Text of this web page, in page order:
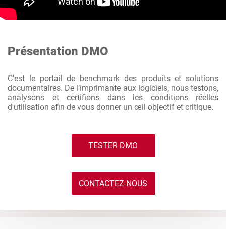
Présentation DMO
C'est le portail de benchmark des produits et solutions
documentaires. De l’imprimante aux logiciels, nous testons,
analysons et certifions dans les conditions réelles
d'utilisation afin de vous donner un œil objectif et critique.
TESTER DMO
CONTACTEZ-NOUS